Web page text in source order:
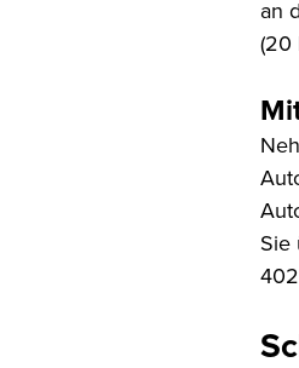
an
(20
Sie